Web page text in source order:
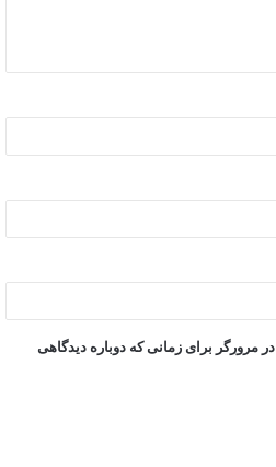
مرورگر برای زمانی که دوباره دیدگاهی